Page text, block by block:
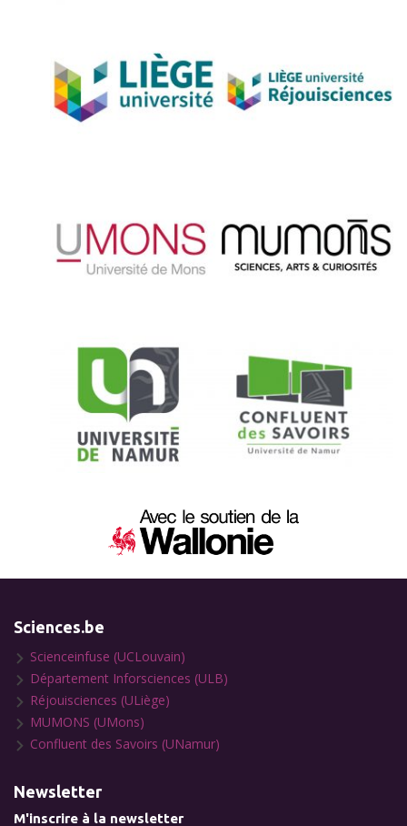
Sciences.be
Scienceinfuse (UCLouvain)
Département Inforsciences (ULB)
Réjouisciences (ULiège)
MUMONS (UMons)
Confluent des Savoirs (UNamur)
Newsletter
M'inscrire à la newsletter